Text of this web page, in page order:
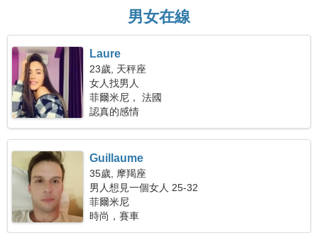
男女在線
Laure
23歲, 天秤座
女人找男人
菲爾米尼， 法國
認真的感情
Guillaume
35歲, 摩羯座
男人想見一個女人 25-32
菲爾米尼
時尚，賽車